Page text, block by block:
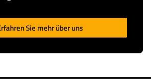
Sie mehr über uns